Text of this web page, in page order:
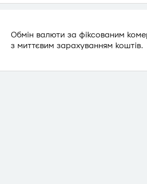
Обмін валюти за фіксованим
з миттєвим зарахуванням коштів.